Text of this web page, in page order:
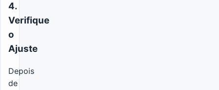
4.
Verifique
o
Ajuste
Depois
de